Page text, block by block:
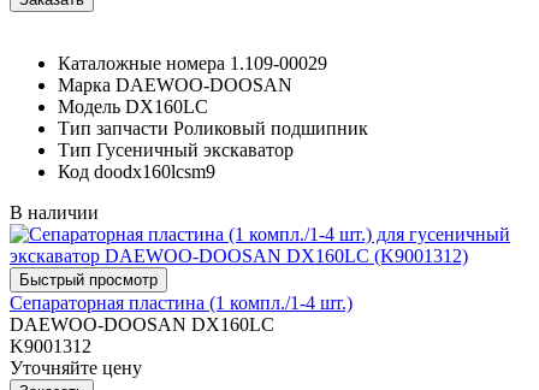
Каталожные номера 1.109-00029
Марка DAEWOO-DOOSAN
Модель DX160LC
Тип запчасти Роликовый подшипник
Тип Гусеничный экскаватор
Код doodx160lcsm9
В наличии
Сепараторная пластина (1 компл./1-4 шт.)
DAEWOO-DOOSAN DX160LC
K9001312
Уточняйте цену